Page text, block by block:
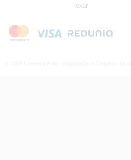
lexar